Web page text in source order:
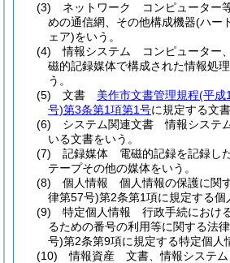
(3)
ネットワーク コンピューター
めの通信網、その他構成機器(ハー
ェア)をいう。
(4)
情報システム コンピューター
磁的記録媒体で構成された情報処
う。
(5)
文書 美作市文書管理規程(平成
号)第3条第1項第1号に規定する文書
(6)
システム関連文書 情報システ
いる文書をいう。
(7)
記録媒体 電磁的記録を記録し
テープその他の媒体をいう。
(8)
個人情報 個人情報の保護に関
律第57号)第2条第1項に規定する個
(9)
特定個人情報 行政手続におけ
るための番号の利用等に関する法律
号)第2条第9項に規定する特定個人
(10)
情報資産 文書、情報システム